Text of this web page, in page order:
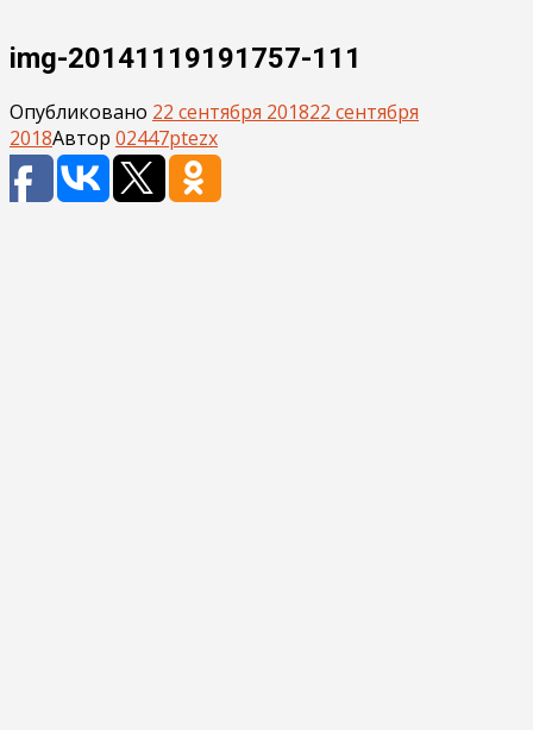
img-20141119191757-111
Опубликовано 22 сентября 201822 сентября
2018Автор 02447ptezx